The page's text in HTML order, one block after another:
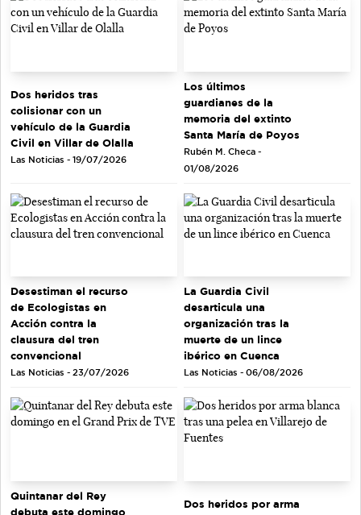
Dos heridos tras
colisionar con un
vehículo de la Guardia
Civil en Villar de Olalla
Las Noticias - 19/07/2026
Los últimos
guardianes de la
memoria del extinto
Santa María de Poyos
Rubén M. Checa -
01/08/2026
Desestiman el recurso
de Ecologistas en
Acción contra la
clausura del tren
convencional
Las Noticias - 23/07/2026
La Guardia Civil
desarticula una
organización tras la
muerte de un lince
ibérico en Cuenca
Las Noticias - 06/08/2026
Quintanar del Rey
debuta este domingo
Dos heridos por arma